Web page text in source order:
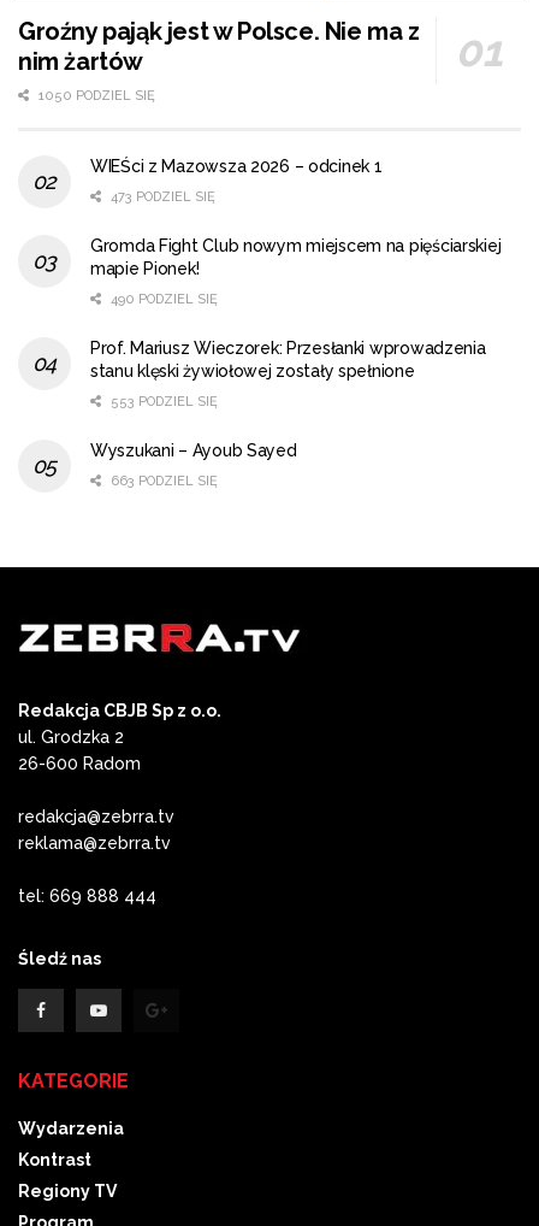
Groźny pająk jest w Polsce. Nie ma z
nim żartów
1050 PODZIEL SIĘ
WIEŚci z Mazowsza 2026 – odcinek 1
473 PODZIEL SIĘ
Gromda Fight Club nowym miejscem na pięściarskiej
mapie Pionek!
490 PODZIEL SIĘ
Prof. Mariusz Wieczorek: Przesłanki wprowadzenia
stanu klęski żywiołowej zostały spełnione
553 PODZIEL SIĘ
Wyszukani – Ayoub Sayed
663 PODZIEL SIĘ
Redakcja CBJB Sp z o.o.
ul. Grodzka 2
26-600 Radom
redakcja@zebrra.tv
reklama@zebrra.tv
tel: 669 888 444
Śledź nas
KATEGORIE
Wydarzenia
Kontrast
Regiony TV
Program